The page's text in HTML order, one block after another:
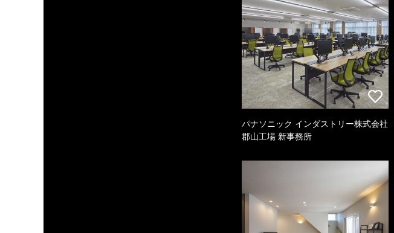
パナソニック インダストリー株式会社
郡山工場 新事務所